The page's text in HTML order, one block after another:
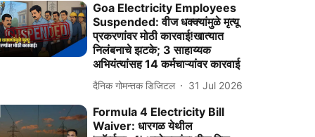
Goa Electricity Employees
Suspended: वीज धक्क्यांमुळे मृत्यू
प्रकरणांवर मोठी कारवाई!खात्यात
निलंबनाचे झटके; 3 साहाय्यक
अभियंत्यांसह 14 कर्मचाऱ्यांवर कारवाई
दैनिक गोमन्तक डिजिटल 31 Jul 2026
Formula 4 Electricity Bill
Waiver: धारगळ येथील